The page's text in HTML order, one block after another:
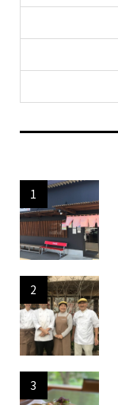
1
2
3